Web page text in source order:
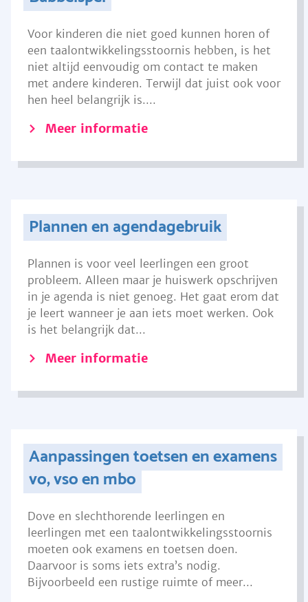
Voor kinderen die niet goed kunnen horen of
een taalontwikkelingsstoornis hebben, is het
niet altijd eenvoudig om contact te maken
met andere kinderen. Terwijl dat juist ook voor
hen heel belangrijk is....
Meer informatie
Plannen en agendagebruik
Plannen is voor veel leerlingen een groot
probleem. Alleen maar je huiswerk opschrijven
in je agenda is niet genoeg. Het gaat erom dat
je leert wanneer je aan iets moet werken. Ook
is het belangrijk dat...
Meer informatie
Aanpassingen toetsen en examens
vo, vso en mbo
Dove en slechthorende leerlingen en
leerlingen met een taalontwikkelingsstoornis
moeten ook examens en toetsen doen.
Daarvoor is soms iets extra’s nodig.
Bijvoorbeeld een rustige ruimte of meer...